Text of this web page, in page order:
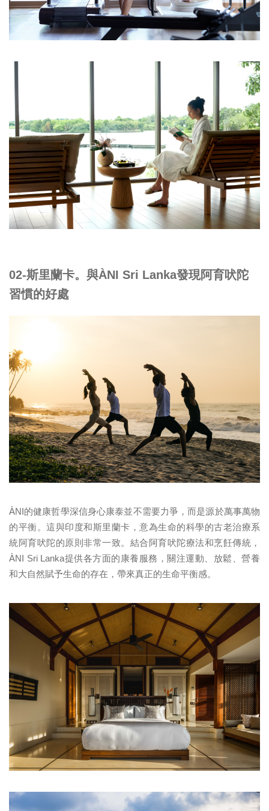
02-斯里蘭卡。與ÀNI Sri Lanka發現阿育吠陀
習慣的好處
ÀNI的健康哲學深信身心康泰並不需要力爭，而是源於萬事萬物
的平衡。這與印度和斯里蘭卡，意為生命的科學的古老治療系
統阿育吠陀的原則非常一致。結合阿育吠陀療法和烹飪傳統，
ÀNI Sri Lanka提供各方面的康養服務，關注運動、放鬆、營養
和大自然賦予生命的存在，帶來真正的生命平衡感。